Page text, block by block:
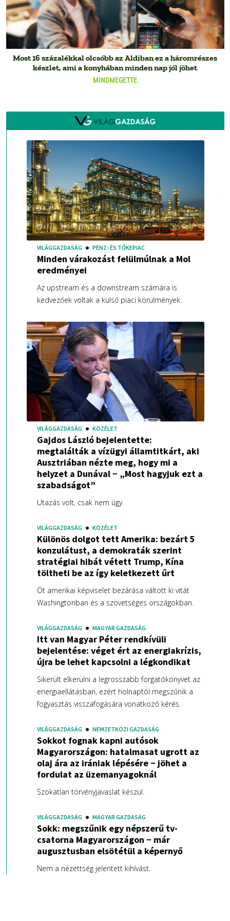
MINDMEGETTE
Most 16 százalékkal olcsóbb az Aldiban ez a háromrészes
készlet, ami a konyhában minden nap jól jöhet
VILÁGGAZDASÁG PÉNZ- ÉS TŐKEPIAC
Minden várakozást felülmúlnak a Mol
eredményei
Az upstream és a downstream számára is
kedvezőek voltak a külső piaci körülmények.
VILÁGGAZDASÁG KÖZÉLET
Gajdos László bejelentette:
megtalálták a vízügyi államtitkárt, aki
Ausztriában nézte meg, hogy mi a
helyzet a Dunával − „Most hagyjuk ezt a
szabadságot”
Utazás volt, csak nem úgy.
VILÁGGAZDASÁG KÖZÉLET
Különös dolgot tett Amerika: bezárt 5
konzulátust, a demokraták szerint
stratégiai hibát vétett Trump, Kína
töltheti be az így keletkezett űrt
Öt amerikai képviselet bezárása váltott ki vitát
Washingtonban és a szövetséges országokban.
VILÁGGAZDASÁG MAGYAR GAZDASÁG
Itt van Magyar Péter rendkívüli
bejelentése: véget ért az energiakrízis,
újra be lehet kapcsolni a légkondikat
Sikerült elkerülni a legrosszabb forgatókönyvet az
energiaellátásban, ezért holnaptól megszűnik a
fogyasztás visszafogására vonatkozó kérés.
VILÁGGAZDASÁG NEMZETKÖZI GAZDASÁG
Sokkot fognak kapni autósok
Magyarországon: hatalmasat ugrott az
olaj ára az irániak lépésére − jöhet a
fordulat az üzemanyagoknál
Szokatlan törvényjavaslat készül.
VILÁGGAZDASÁG MAGYAR GAZDASÁG
Sokk: megszűnik egy népszerű tv-
csatorna Magyarországon − már
augusztusban elsötétül a képernyő
Nem a nézettség jelentett kihívást.